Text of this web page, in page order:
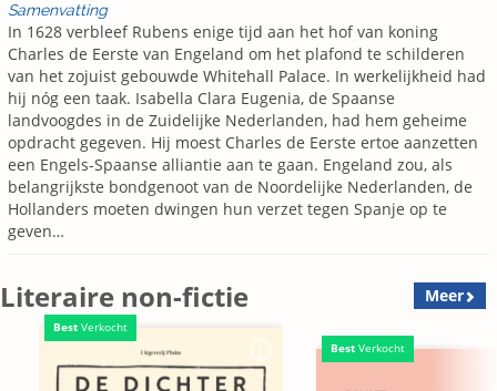
Samenvatting
In 1628 verbleef Rubens enige tijd aan het hof van koning
Charles de Eerste van Engeland om het plafond te schilderen
van het zojuist gebouwde Whitehall Palace. In werkelijkheid had
hij nóg een taak. Isabella Clara Eugenia, de Spaanse
landvoogdes in de Zuidelijke Nederlanden, had hem geheime
opdracht gegeven. Hij moest Charles de Eerste ertoe aanzetten
een Engels-Spaanse alliantie aan te gaan. Engeland zou, als
belangrijkste bondgenoot van de Noordelijke Nederlanden, de
Hollanders moeten dwingen hun verzet tegen Spanje op te
geven…
Literaire non-fictie Meer
Best Verkocht
Best Verkocht